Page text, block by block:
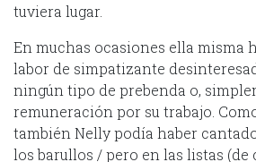
tuviera lugar.
En muchas ocasiones ella misma
labor de simpatizante
ningún tipo de prebenda o,
remuneración por su trabajo.
también Nelly podía haber
los barullos / pero en las listas (de